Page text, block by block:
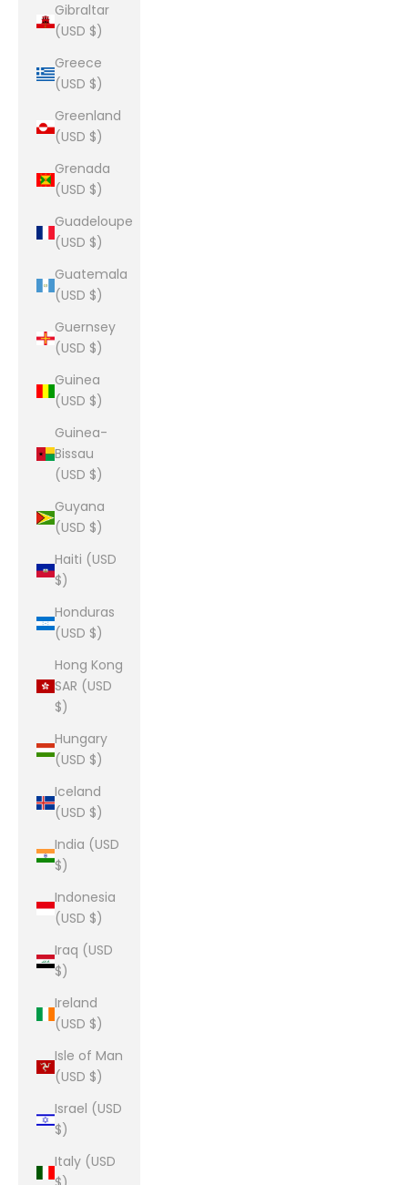
Gibraltar
(USD $)
Greece
(USD $)
Greenland
(USD $)
Grenada
(USD $)
Guadeloupe
(USD $)
Guatemala
(USD $)
Guernsey
(USD $)
Guinea
(USD $)
Guinea-
Bissau
(USD $)
Guyana
(USD $)
Haiti (USD
$)
Honduras
(USD $)
Hong Kong
SAR (USD
$)
Hungary
(USD $)
Iceland
(USD $)
India (USD
$)
Indonesia
(USD $)
Iraq (USD
$)
Ireland
(USD $)
Isle of Man
(USD $)
Israel (USD
$)
Italy (USD